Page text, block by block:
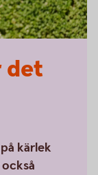
det
kärlek